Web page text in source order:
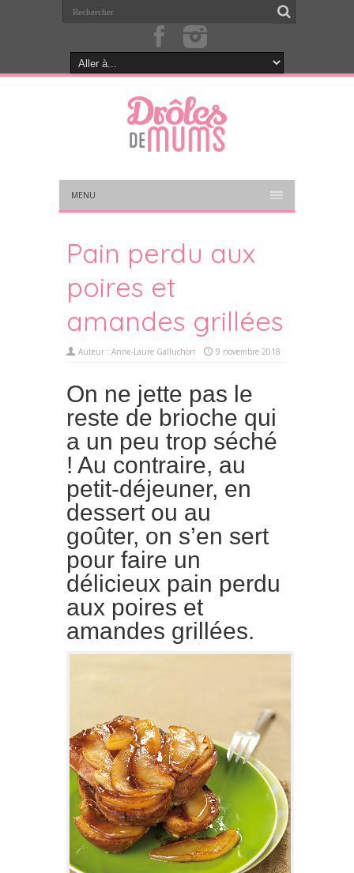
MENU
Pain perdu aux
poires et
amandes grillées
Auteur : Anne-Laure Galluchon 9 novembre 2018
On ne jette pas le
reste de brioche qui
a un peu trop séché
! Au contraire, au
petit-déjeuner, en
dessert ou au
goûter, on s’en sert
pour faire un
délicieux pain perdu
aux poires et
amandes grillées.